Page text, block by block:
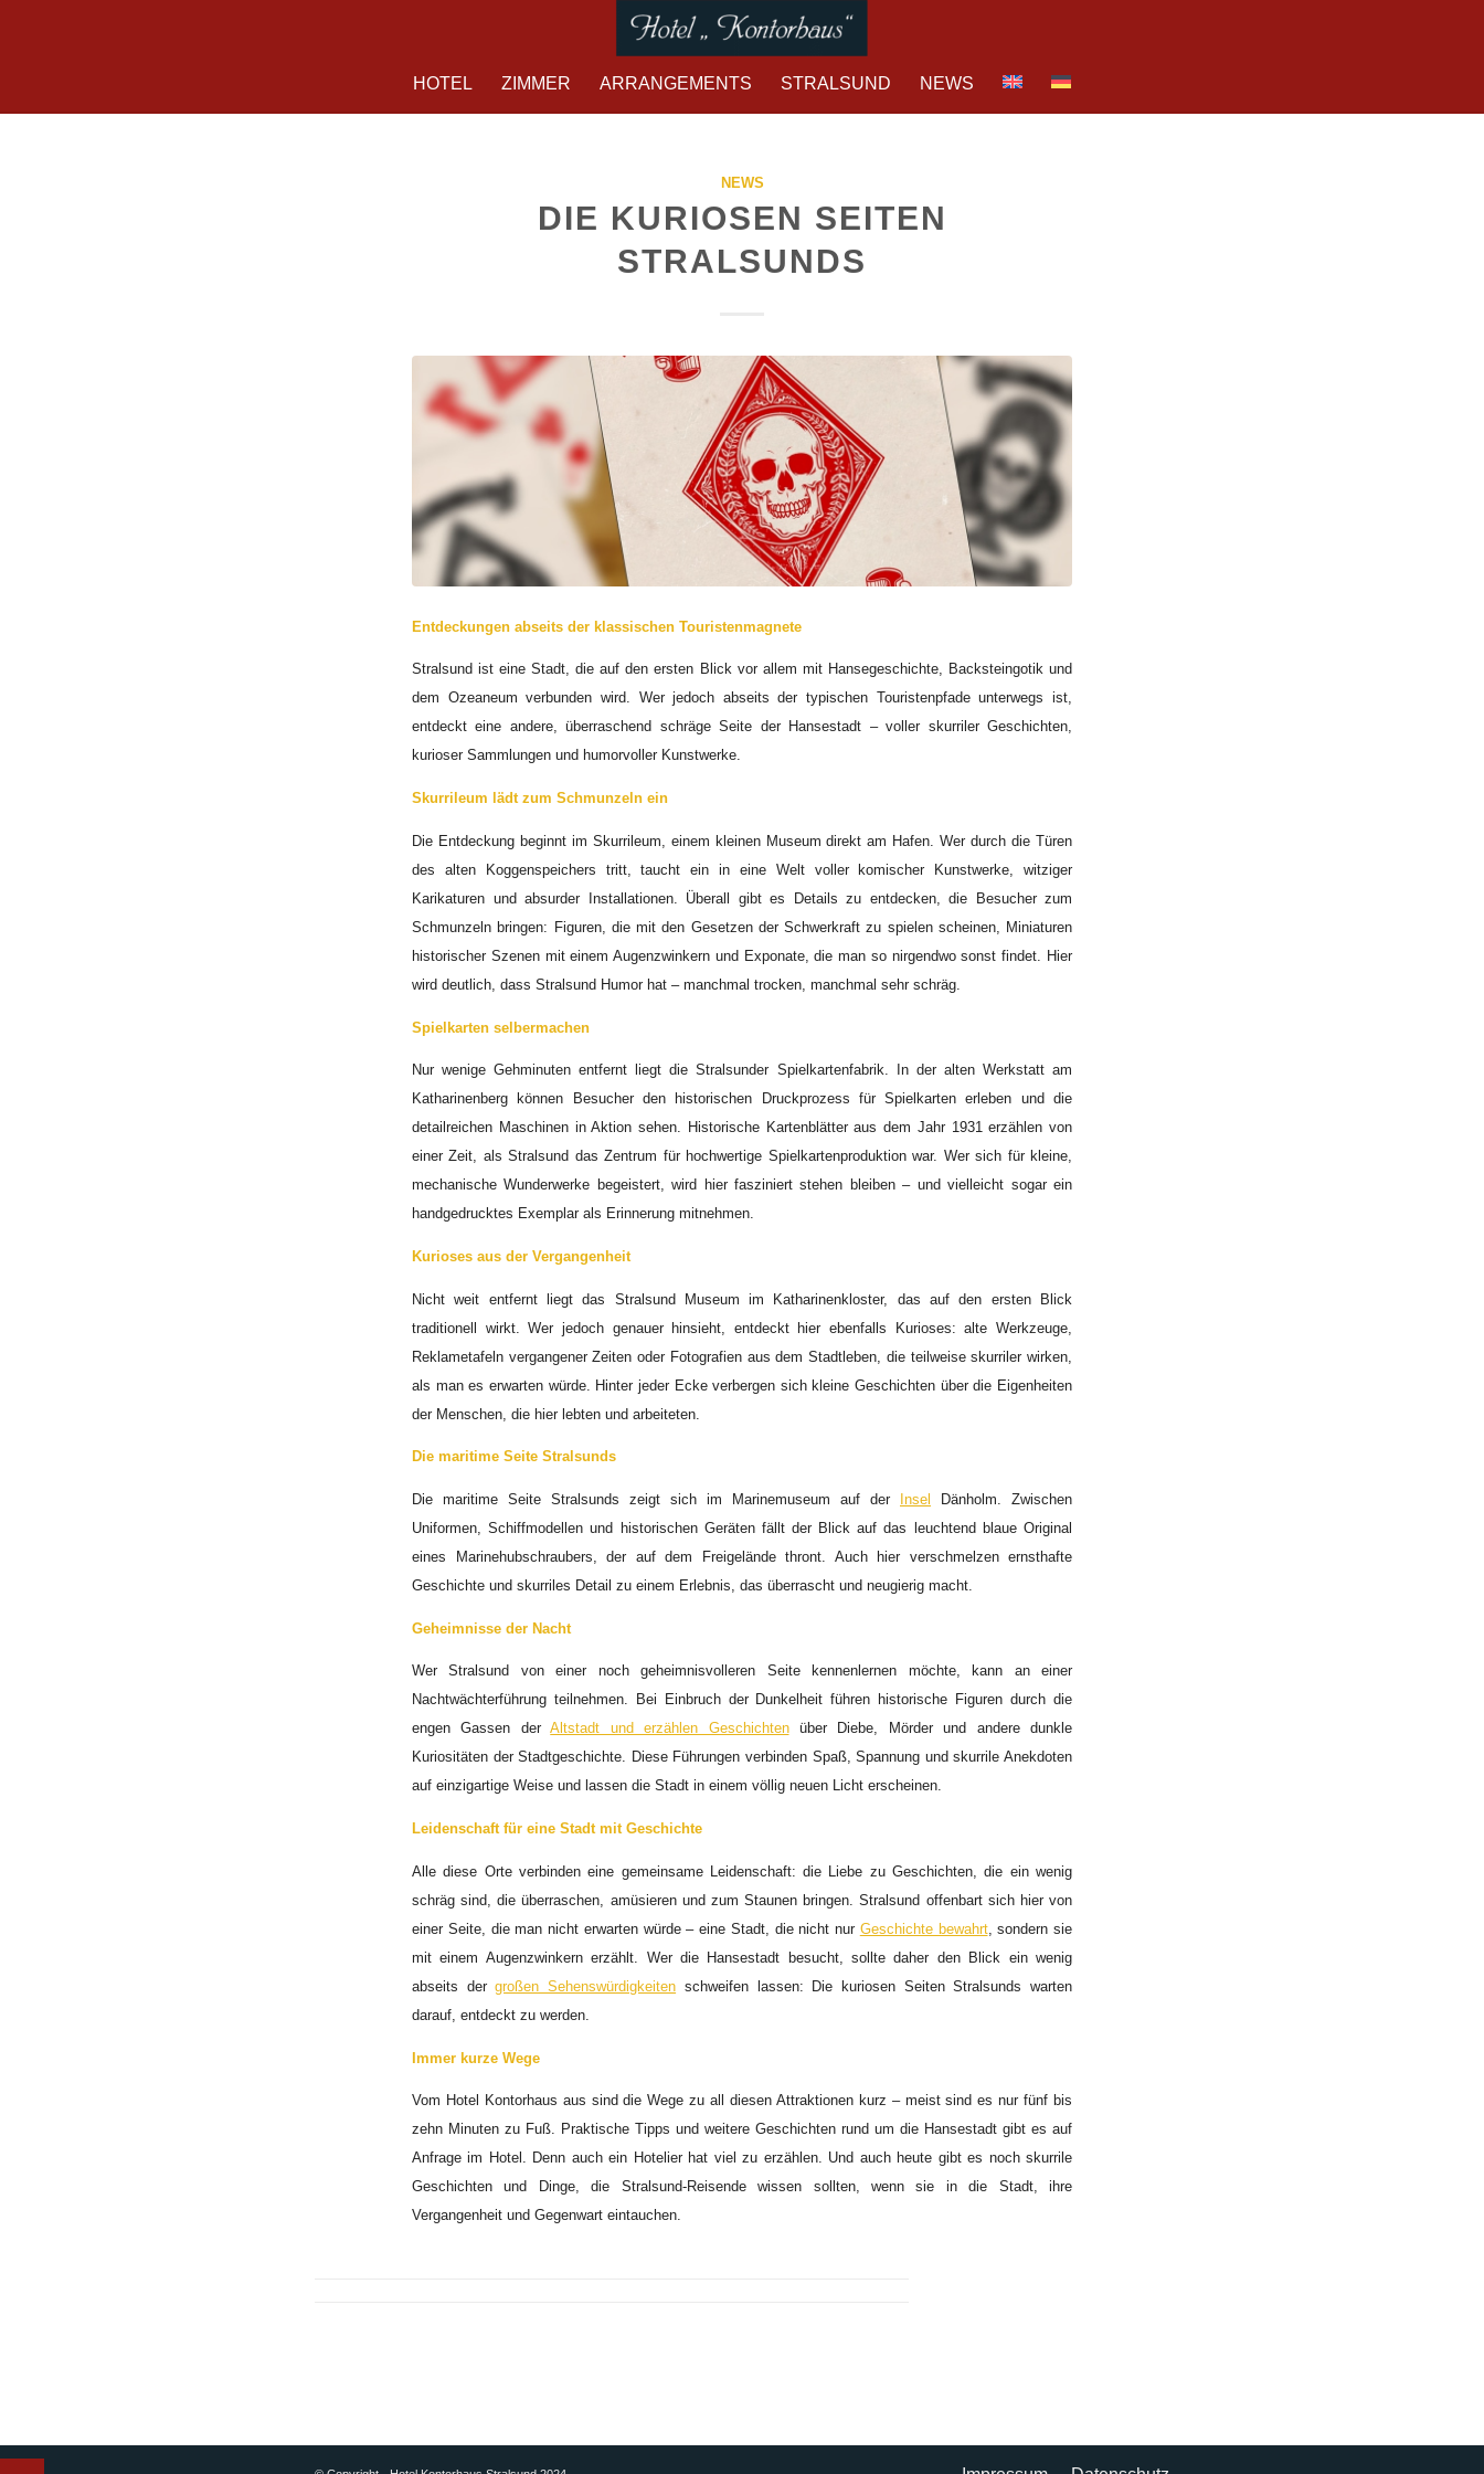
HOTEL ZIMMER ARRANGEMENTS STRALSUND NEWS
NEWS
DIE KURIOSEN SEITEN
STRALSUNDS
Entdeckungen abseits der klassischen Touristenmagnete
Stralsund ist eine Stadt, die auf den ersten Blick vor allem mit Hansegeschichte, Backsteingotik und
dem Ozeaneum verbunden wird. Wer jedoch abseits der typischen Touristenpfade unterwegs ist,
entdeckt eine andere, überraschend schräge Seite der Hansestadt – voller skurriler Geschichten,
kurioser Sammlungen und humorvoller Kunstwerke.
Skurrileum lädt zum Schmunzeln ein
Die Entdeckung beginnt im Skurrileum, einem kleinen Museum direkt am Hafen. Wer durch die Türen
des alten Koggenspeichers tritt, taucht ein in eine Welt voller komischer Kunstwerke, witziger
Karikaturen und absurder Installationen. Überall gibt es Details zu entdecken, die Besucher zum
Schmunzeln bringen: Figuren, die mit den Gesetzen der Schwerkraft zu spielen scheinen, Miniaturen
historischer Szenen mit einem Augenzwinkern und Exponate, die man so nirgendwo sonst findet. Hier
wird deutlich, dass Stralsund Humor hat – manchmal trocken, manchmal sehr schräg.
Spielkarten selbermachen
Nur wenige Gehminuten entfernt liegt die Stralsunder Spielkartenfabrik. In der alten Werkstatt am
Katharinenberg können Besucher den historischen Druckprozess für Spielkarten erleben und die
detailreichen Maschinen in Aktion sehen. Historische Kartenblätter aus dem Jahr 1931 erzählen von
einer Zeit, als Stralsund das Zentrum für hochwertige Spielkartenproduktion war. Wer sich für kleine,
mechanische Wunderwerke begeistert, wird hier fasziniert stehen bleiben – und vielleicht sogar ein
handgedrucktes Exemplar als Erinnerung mitnehmen.
Kurioses aus der Vergangenheit
Nicht weit entfernt liegt das Stralsund Museum im Katharinenkloster, das auf den ersten Blick
traditionell wirkt. Wer jedoch genauer hinsieht, entdeckt hier ebenfalls Kurioses: alte Werkzeuge,
Reklametafeln vergangener Zeiten oder Fotografien aus dem Stadtleben, die teilweise skurriler wirken,
als man es erwarten würde. Hinter jeder Ecke verbergen sich kleine Geschichten über die Eigenheiten
der Menschen, die hier lebten und arbeiteten.
Die maritime Seite Stralsunds
Die maritime Seite Stralsunds zeigt sich im Marinemuseum auf der Insel
Dänholm. Zwischen
Uniformen, Schiffmodellen und historischen Geräten fällt der Blick auf das leuchtend blaue Original
eines Marinehubschraubers, der auf dem Freigelände thront. Auch hier verschmelzen ernsthafte
Geschichte und skurriles Detail zu einem Erlebnis, das überrascht und neugierig macht.
Geheimnisse der Nacht
Wer Stralsund von einer noch geheimnisvolleren Seite kennenlernen möchte, kann an einer
Nachtwächterführung teilnehmen. Bei Einbruch der Dunkelheit führen historische Figuren durch die
engen Gassen derAltstadt und erzählen Geschichtenüber Diebe, Mörder und andere dunkle
Kuriositäten der Stadtgeschichte. Diese Führungen verbinden Spaß, Spannung und skurrile Anekdoten
auf einzigartige Weise und lassen die Stadt in einem völlig neuen Licht erscheinen.
Leidenschaft für eine Stadt mit Geschichte
Alle diese Orte verbinden eine gemeinsame Leidenschaft: die Liebe zu Geschichten, die ein wenig
schräg sind, die überraschen, amüsieren und zum Staunen bringen. Stralsund offenbart sich hier von
einer Seite, die man nicht erwarten würde – eine Stadt, die nicht nur Geschichte bewahrt, sondern sie
mit einem Augenzwinkern erzählt. Wer die Hansestadt besucht, sollte daher den Blick ein wenig
abseits dergroßen Sehenswürdigkeiten schweifen lassen: Die kuriosen Seiten Stralsunds warten
darauf, entdeckt zu werden.
Immer kurze Wege
Vom Hotel Kontorhaus aus sind die Wege zu all diesen Attraktionen kurz – meist sind es nur fünf bis
zehn Minuten zu Fuß. Praktische Tipps und weitere Geschichten rund um die Hansestadt gibt es auf
Anfrage im Hotel. Denn auch ein Hotelier hat viel zu erzählen. Und auch heute gibt es noch skurrile
Geschichten und Dinge, die Stralsund-Reisende wissen sollten, wenn sie in die Stadt, ihre
Vergangenheit und Gegenwart eintauchen.